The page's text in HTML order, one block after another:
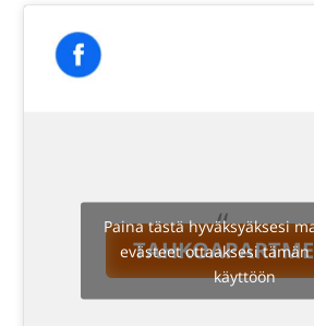
Paina tästä hyväksyäksesi
evästeet ottaaksesi
käyttöön